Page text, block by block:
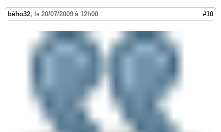
bého32, le 20/07/2009 à 12h00 #10